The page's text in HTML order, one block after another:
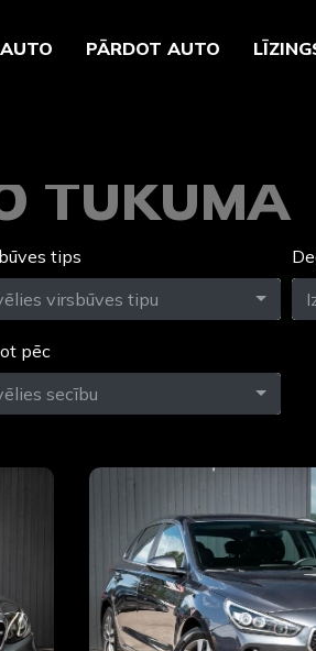
PĀRDOT AUTO
TUKUMĀ
tips
virsbūves tipu
pēc
secību